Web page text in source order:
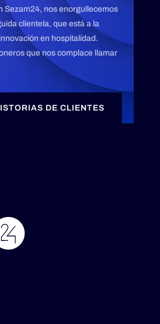
Sezam24, nos enorgullecemos
clientela, que está a la
en hospitalidad.
que nos complace llamar
DE CLIENTES